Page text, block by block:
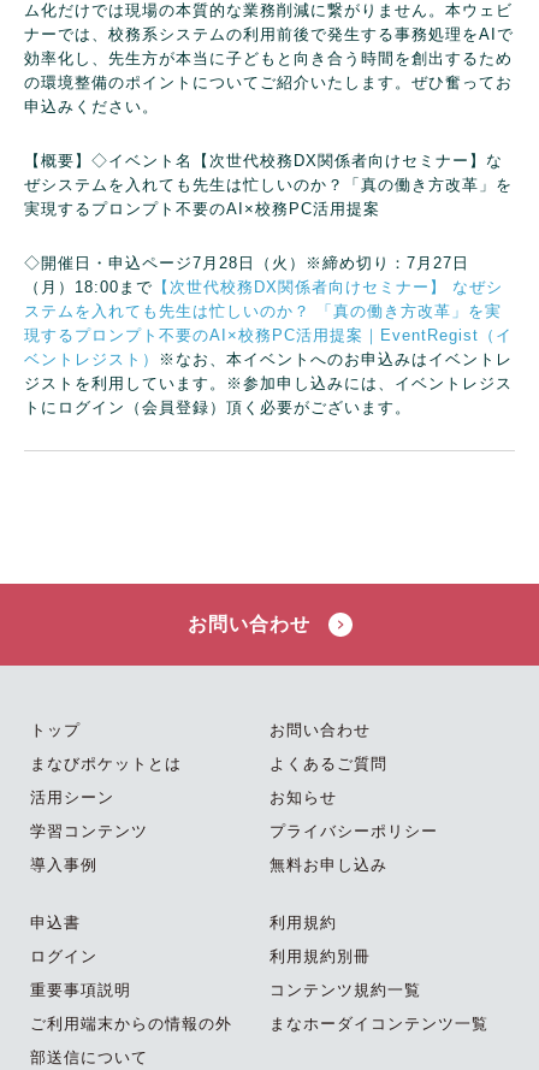
ム化だけでは現場の本質的な業務削減に繋がりません。本ウェビ
ナーでは、校務系システムの利用前後で発生する事務処理をAIで
効率化し、先生方が本当に子どもと向き合う時間を創出するため
の環境整備のポイントについてご紹介いたします。ぜひ奮ってお
申込みください。
【概要】 ◇イベント名 【次世代校務DX関係者向けセミナー】 な
ぜシステムを入れても先生は忙しいのか？
「真の働き方改革」を
実現するプロンプト不要のAI×校務PC活用提案
◇開催日・申込ページ7月28日（火）※締め切り：7月27日
（月）18:00まで 【次世代校務DX関係者向けセミナー】 なぜシ
ステムを入れても先生は忙しいのか？ 「真の働き方改革」を実
現するプロンプト不要のAI×校務PC活用提案｜EventRegist（イ
ベントレジスト）
※なお、本イベントへのお申込みはイベントレ
ジストを利用しています。
※参加申し込みには、イベントレジス
トにログイン（会員登録）頂く必要がございます。
お問い合わせ
トップ
まなびポケットとは
活用シーン
学習コンテンツ
導入事例
お問い合わせ
よくあるご質問
お知らせ
プライバシーポリシー
無料お申し込み
申込書
ログイン
重要事項説明
ご利用端末からの情報の外
部送信について
利用規約
利用規約別冊
コンテンツ規約一覧
まなホーダイコンテンツ一覧